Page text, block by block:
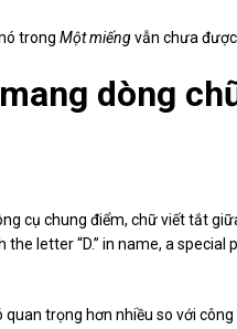
trong Một miếngvẫn chưa
dòng
cụ chung điểm, chữ viết tắt
letter “D.” in name, a
quan trọng hơn nhiều so với